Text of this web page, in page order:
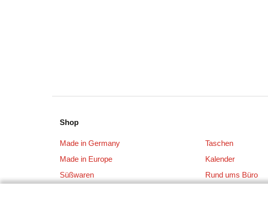
Shop
Made in Germany
Made in Europe
Süßwaren
Taschen
Kalender
Rund ums Büro